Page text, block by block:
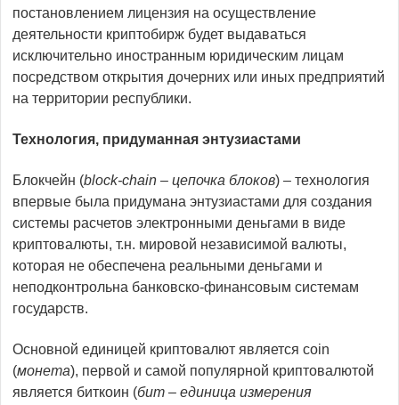
постановлением лицензия на осуществление
деятельности криптобирж будет выдаваться
исключительно иностранным юридическим лицам
посредством открытия дочерних или иных предприятий
на территории республики.
Технология, придуманная энтузиастами
Блокчейн (block-chain – цепочка блоков) – технология
впервые была придумана энтузиастами для создания
системы расчетов электронными деньгами в виде
криптовалюты, т.н. мировой независимой валюты,
которая не обеспечена реальными деньгами и
неподконтрольна банковско-финансовым системам
государств.
Основной единицей криптовалют является coin
(монета), первой и самой популярной криптовалютой
является биткоин (бит – единица измерения